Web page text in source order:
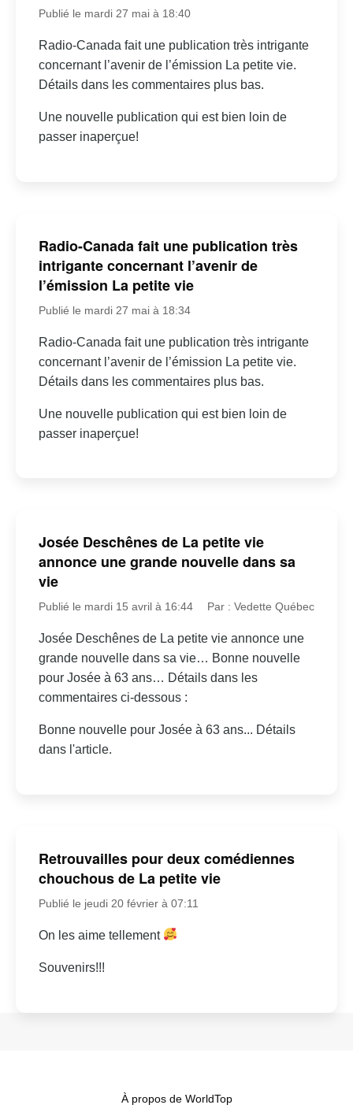
Publié le mardi 27 mai à 18:40
Radio-Canada fait une publication très intrigante
concernant l’avenir de l’émission La petite vie.
Détails dans les commentaires plus bas.
Une nouvelle publication qui est bien loin de
passer inaperçue!
Radio-Canada fait une publication très
intrigante concernant l’avenir de
l’émission La petite vie
Publié le mardi 27 mai à 18:34
Radio-Canada fait une publication très intrigante
concernant l’avenir de l’émission La petite vie.
Détails dans les commentaires plus bas.
Une nouvelle publication qui est bien loin de
passer inaperçue!
Josée Deschênes de La petite vie
annonce une grande nouvelle dans sa
vie
Publié le mardi 15 avril à 16:44 Par : Vedette Québec
Josée Deschênes de La petite vie annonce une
grande nouvelle dans sa vie… Bonne nouvelle
pour Josée à 63 ans… Détails dans les
commentaires ci-dessous :
Bonne nouvelle pour Josée à 63 ans... Détails
dans l'article.
Retrouvailles pour deux comédiennes
chouchous de La petite vie
Publié le jeudi 20 février à 07:11
On les aime tellement
Souvenirs!!!
À propos de WorldTop